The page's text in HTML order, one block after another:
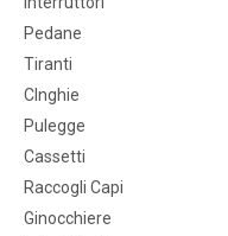
Pedane
Tiranti
CInghie
Pulegge
Cassetti
Raccogli Capi
Ginocchiere